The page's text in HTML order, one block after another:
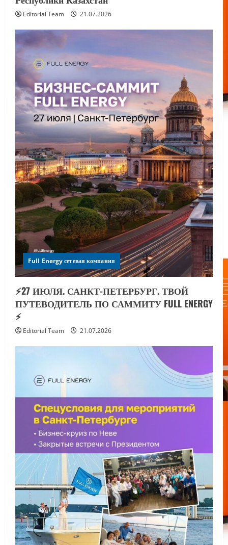
Editorial Team 21.07.2026
Full Energy сетевая компания
⚡️27 ИЮЛЯ. САНКТ-ПЕТЕРБУРГ. ТВОЙ
ПУТЕВОДИТЕЛЬ ПО САММИТУ FULL ENERGY
⚡️
Editorial Team 21.07.2026